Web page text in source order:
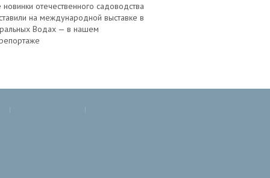
новинки отечественного садоводства
на международной выставке в
Водах — в нашем